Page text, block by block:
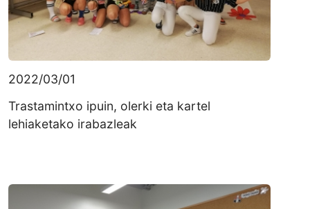
2022/03/01
Trastamintxo ipuin, olerki eta kartel
lehiaketako irabazleak